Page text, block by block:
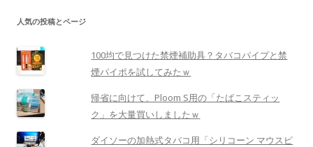
人気の投稿とページ
100均で見つけた禁煙補助具？タバコパイプと禁
煙パイポを試してみたｗ
帰省に向けて、Ploom S用の「たばこスティッ
ク」を大量買いしましたｗ
ダイソーの加熱式タバコ用「シリコーン マウスピ